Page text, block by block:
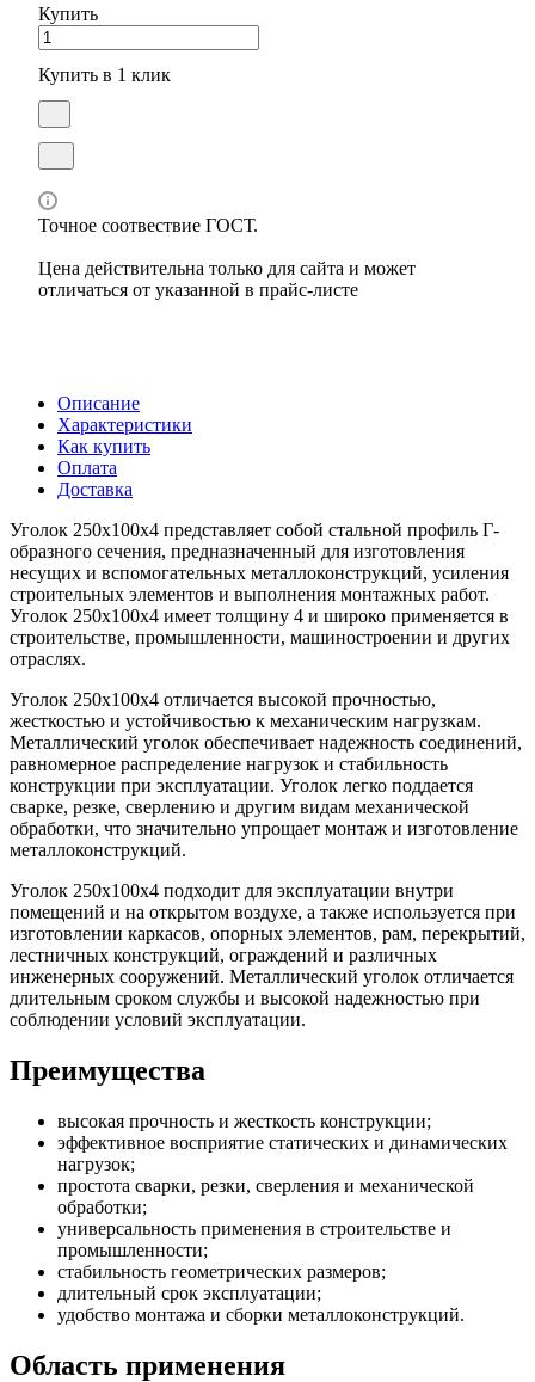
Купить
Купить в 1 клик
Точное соотвествие ГОСТ.
Цена действительна только для сайта и может
отличаться от указанной в прайс-листе
Описание
Характеристики
Как купить
Оплата
Доставка
Уголок 250х100х4 представляет собой стальной профиль Г-
образного сечения, предназначенный для изготовления
несущих и вспомогательных металлоконструкций, усиления
строительных элементов и выполнения монтажных работ.
Уголок 250х100х4 имеет толщину 4 и широко применяется в
строительстве, промышленности, машиностроении и других
отраслях.
Уголок 250х100х4 отличается высокой прочностью,
жесткостью и устойчивостью к механическим нагрузкам.
Металлический уголок обеспечивает надежность соединений,
равномерное распределение нагрузок и стабильность
конструкции при эксплуатации. Уголок легко поддается
сварке, резке, сверлению и другим видам механической
обработки, что значительно упрощает монтаж и изготовление
металлоконструкций.
Уголок 250х100х4 подходит для эксплуатации внутри
помещений и на открытом воздухе, а также используется при
изготовлении каркасов, опорных элементов, рам, перекрытий,
лестничных конструкций, ограждений и различных
инженерных сооружений. Металлический уголок отличается
длительным сроком службы и высокой надежностью при
соблюдении условий эксплуатации.
Преимущества
высокая прочность и жесткость конструкции;
эффективное восприятие статических и динамических
нагрузок;
простота сварки, резки, сверления и механической
обработки;
универсальность применения в строительстве и
промышленности;
стабильность геометрических размеров;
длительный срок эксплуатации;
удобство монтажа и сборки металлоконструкций.
Область применения